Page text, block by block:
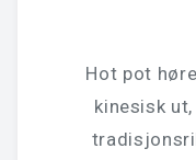
Hot pot
kinesisk